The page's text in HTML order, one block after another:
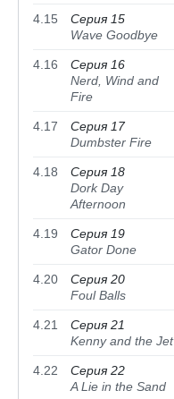
4.15
Серия 15
Wave Goodbye
4.16
Серия 16
Nerd, Wind and
Fire
4.17
Серия 17
Dumbster Fire
4.18
Серия 18
Dork Day
Afternoon
4.19
Серия 19
Gator Done
4.20
Серия 20
Foul Balls
4.21
Серия 21
Kenny and the Jet
4.22
Серия 22
A Lie in the Sand